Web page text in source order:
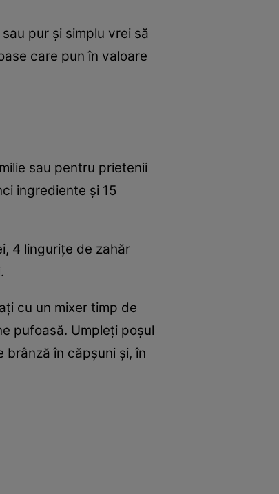
pur și simplu vrei să
care pun în valoare
sau pentru prietenii
ingrediente și 15
4 lingurițe de zahăr
cu un mixer timp de
pufoasă. Umpleți poșul
în căpșuni și, în